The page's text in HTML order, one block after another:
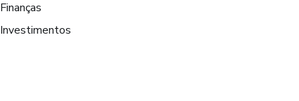
Finanças
Investimentos